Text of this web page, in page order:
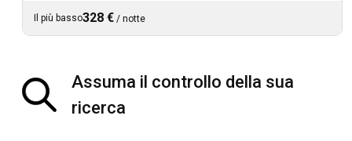
Il più basso328 € / notte
Assuma il controllo della sua
ricerca